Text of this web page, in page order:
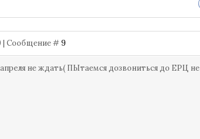
| Сообщение #9
не ждать( ПЫтаемся дозвониться до ЕРЦ не